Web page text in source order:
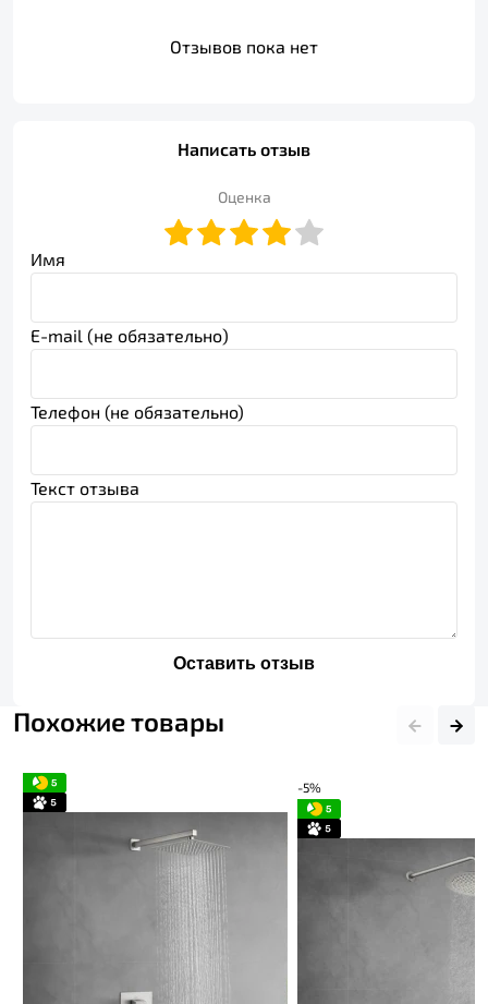
Отзывов пока нет
Написать отзыв
Оценка
Имя
E-mail (не обязательно)
Телефон (не обязательно)
Текст отзыва
Оставить отзыв
Похожие товары
-5%